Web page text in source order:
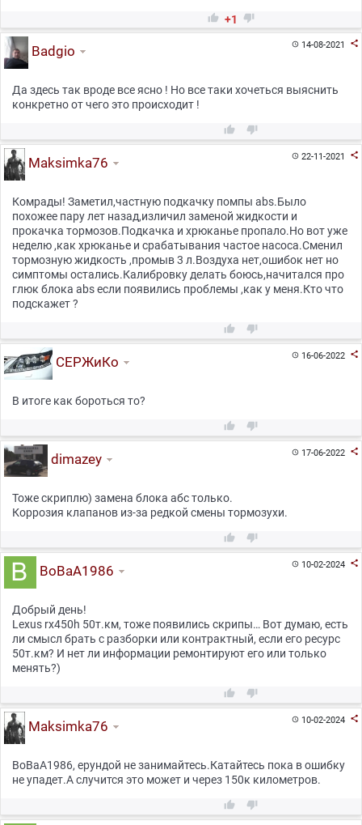
 +1 
14-08-2021 
Badgio
Да здесь так вроде все ясно ! Но все таки хочеться выяснить
конкретно от чего это происходит !
 
22-11-2021 
Maksimka76
Комрады! Заметил,частную подкачку помпы abs.Было
похожее пару лет назад,изличил заменой жидкости и
прокачка тормозов.Подкачка и хрюканье пропало.Но вот уже
неделю ,как хрюканье и срабатывания частое насоса.Сменил
тормозную жидкость ,промыв 3 л.Воздуха нет,ошибок нет но
симптомы остались.Калибровку делать боюсь,начитался про
глюк блока abs если появились проблемы ,как у меня.Кто что
подскажет ?
 
16-06-2022 
СЕРЖиКо
В итоге как бороться то?
 
17-06-2022 
dimazey
Тоже скриплю) замена блока абс только.
Коррозия клапанов из-за редкой смены тормозухи.
 
10-02-2024 
BoBaA1986
Добрый день!
Lexus rx450h 50т.км, тоже появились скрипы… Вот думаю, есть
ли смысл брать с разборки или контрактный, если его ресурс
50т.км? И нет ли информации ремонтируют его или только
менять?)
 
10-02-2024 
Maksimka76
BoBaA1986, ерундой не занимайтесь.Катайтесь пока в ошибку
не упадет.А случится это может и через 150к километров.
 